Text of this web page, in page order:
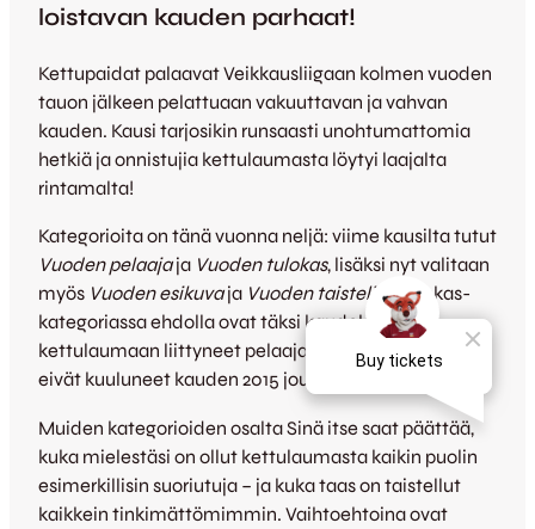
loistavan kauden parhaat!
Kettupaidat palaavat Veikkausliigaan kolmen vuoden
tauon jälkeen pelattuaan vakuuttavan ja vahvan
kauden. Kausi tarjosikin runsaasti unohtumattomia
hetkiä ja onnistujia kettulaumasta löytyi laajalta
rintamalta!
Kategorioita on tänä vuonna neljä: viime kausilta tutut
Vuoden pelaajaja Vuoden tulokas, lisäksi nyt valitaan
myös Vuoden esikuvaja Vuoden taistelija. Tulokas-
kategoriassa ehdolla ovat täksi kaudeksi
kettulaumaan liittyneet pelaajat eli kaikki ne, jotka
eivät kuuluneet kauden 2015 joukkueeseen.
Muiden kategorioiden osalta Sinä itse saat päättää,
kuka mielestäsi on ollut kettulaumasta kaikin puolin
esimerkillisin suoriutuja – ja kuka taas on taistellut
kaikkein tinkimättömimmin. Vaihtoehtoina ovat